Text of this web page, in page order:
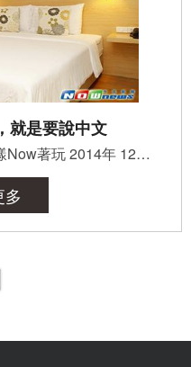
就是要說中文
轉載自Now news :&nbsp;這樣Now著玩 2014年 12月 26日 09:00 記者簡佑庭/曼谷報導 橘紅色的外牆，黃色的打...